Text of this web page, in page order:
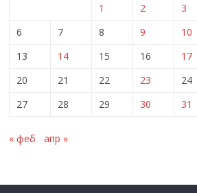
1
2 3
6
7 8 9 10
13
14 15 16 17
20
21 22 23 24
27
28 29 30 31
« феб апр »